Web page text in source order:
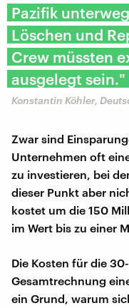
Pazifik
Löschen und
Crew müssten
ausgelegt sein."
Konstantin Köhler,
Zwar sind
Unternehmen oft
zu investieren, bei
dieser Punkt aber
kostet um die 150
im Wert bis zu einer
Die Kosten für die
Gesamtrechnung
ein Grund, warum